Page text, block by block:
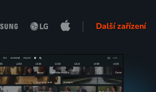
Další zařízení